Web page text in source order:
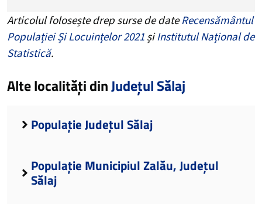
Articolul folosește drep surse de dateRecensământul
Populației Și Locuințelor 2021 șiInstitutul Național de
Statistică.
Alte localități dinJudețul Sălaj
Populație Județul Sălaj
Populație Municipiul Zalău, Județul
Sălaj